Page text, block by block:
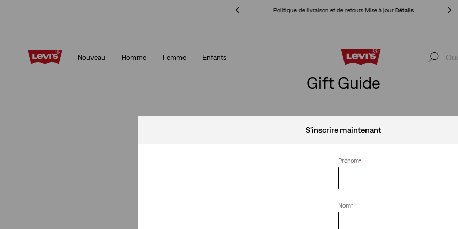
Unidays: Les étudiants bénéficient de -20%Détails
Nouveau Homme Femme Enfants
Unidays: Les étudiants bénéficient de -20%
Gift Guide
S'inscrire maintenant
Prénom*
Nom*